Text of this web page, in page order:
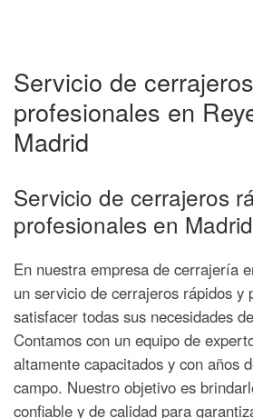
Servicio de
profesionales en
Madrid
Servicio de cerrajeros
profesionales en Madrid
En nuestra empresa de cerrajería
un servicio de cerrajeros rápidos y
satisfacer todas sus necesidades
Contamos con un equipo de
altamente capacitados y con años
campo. Nuestro objetivo es
confiable y de calidad para